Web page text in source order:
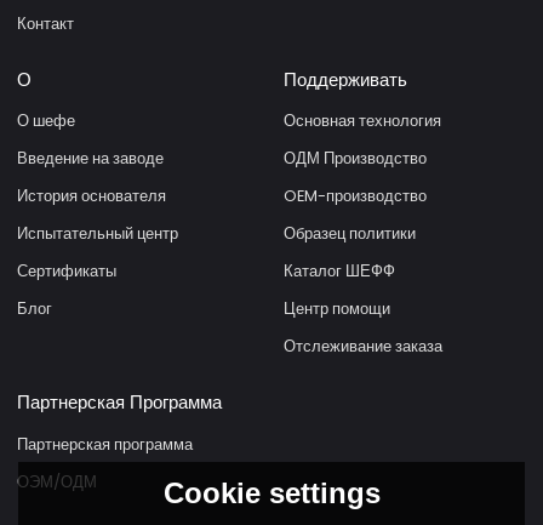
Контакт
О
О шефе
Введение на заводе
История основателя
Испытательный центр
Сертификаты
Блог
Поддерживать
Основная технология
ОДМ Производство
OEM-производство
Образец политики
Каталог ШЕФФ
Центр помощи
Отслеживание заказа
Партнерская Программа
Партнерская программа
ОЭМ/ОДМ
Cookie settings